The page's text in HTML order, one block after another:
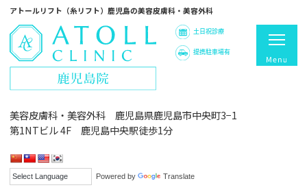
アトールリフト（糸リフト）鹿児島の美容皮膚科・美容外科
Powered by Translate
土日祝診療
提携駐車場有
美容皮膚科・美容外科 鹿児島県鹿児島市中央町3−1
第1NTビル 4F 鹿児島中央駅徒歩1分